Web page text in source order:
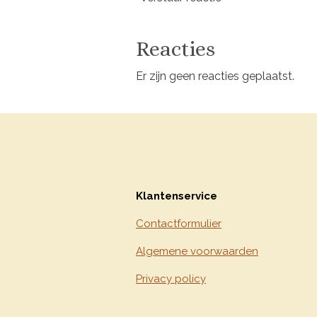
Reacties
Er zijn geen reacties geplaatst.
Klantenservice
Contactformulier
Algemene voorwaarden
Privacy policy